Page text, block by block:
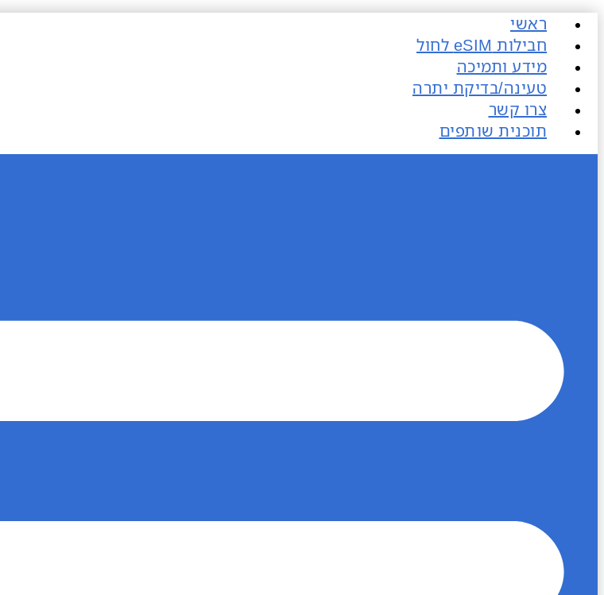
ראשי
חבילות eSIM​ לחול
מידע ותמיכה
טעינה/בדיקת יתרה
צרו קשר
תוכנית שותפים